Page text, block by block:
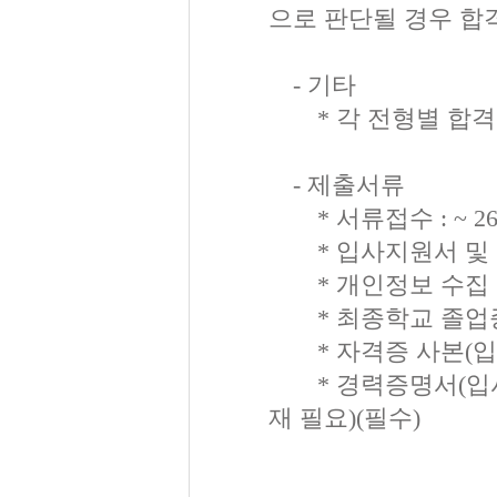
으로 판단될 경우 합
- 기타
* 각 전형별 합격
- 제출서류
* 서류접수 : ~
* 입사지원서 및
* 개인정보 수집
* 최종학교 졸업
* 자격증 사본(입
* 경력증명서(입사
재 필요)(필수)